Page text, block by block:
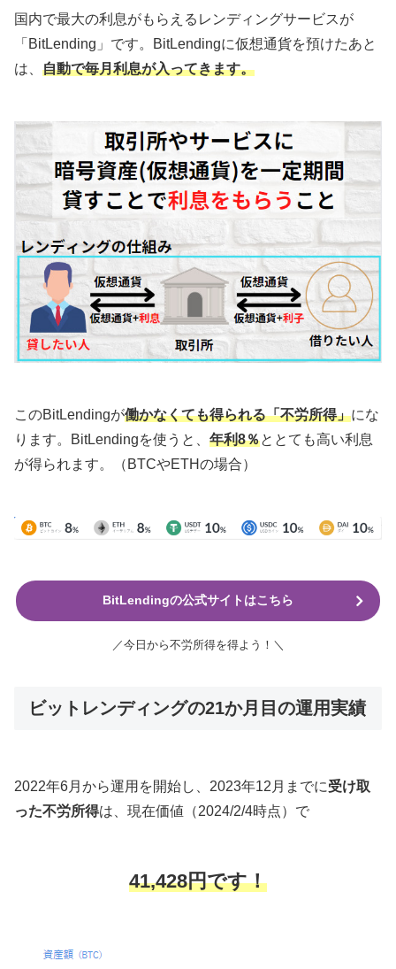
国内で最大の利息がもらえるレンディングサービスが
「BitLending」です。BitLendingに仮想通貨を預けたあと
は、 自動で毎月利息が入ってきます。
このBitLendingが働かなくても得られる「不労所得」にな
ります。BitLendingを使うと、 年利8％ととても高い利息
が得られます。（BTCやETHの場合）
BitLendingの公式サイトはこちら
／今日から不労所得を得よう！＼
ビットレンディングの21か月目の運用実績
2022年6月から運用を開始し、2023年12月までに受け取
った不労所得は、現在価値（2024/2/4時点）で
41,428円です！